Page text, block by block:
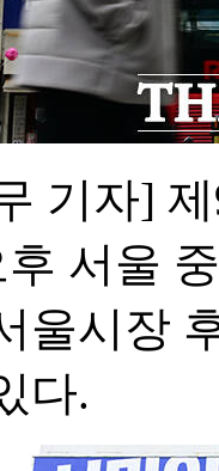
기자]
서울
울시장
다.